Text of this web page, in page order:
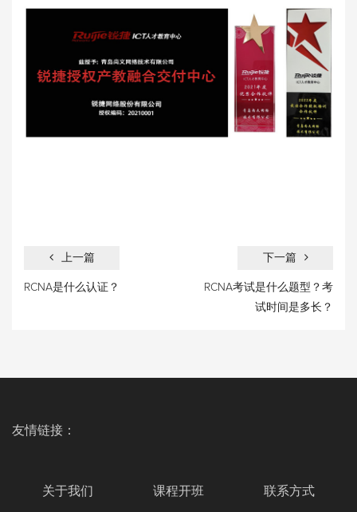
上一篇
RCNA是什么认证？
下一篇
RCNA考试是什么题型？考
试时间是多长？
友情链接：
关于我们 课程开班 联系方式